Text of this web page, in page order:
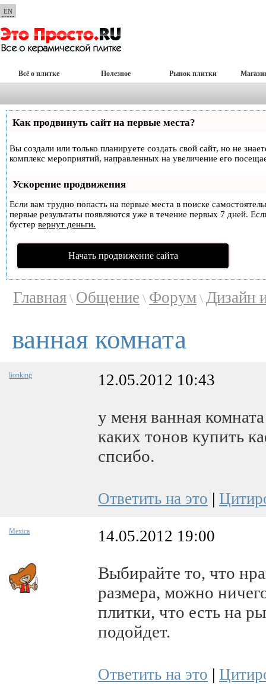
EN
Всё о плитке Полезное Рынок плитки
Как продвинуть сайт на первые места?
Вы создали или только планируете создать свой сайт, но не
комплекс мероприятий, направленных на увеличение его
Ускорение продвижения
Если вам трудно попасть на первые места в поиске
первые результаты появляются уже в течение первых 7 дней.
бустер вернут деньги.
Начать продвижение сайта
Главная \ Общение \ Форум \ Дизайн
ванная комната
lionking 12.05.2012 10:43
у меня ванная
каких тонов купить
спсибо.
Ответить на это |
Mexica 14.05.2012 19:00
Выбирайте то, что
размера, можно
плитки, что есть на
подойдет.
Ответить на это |